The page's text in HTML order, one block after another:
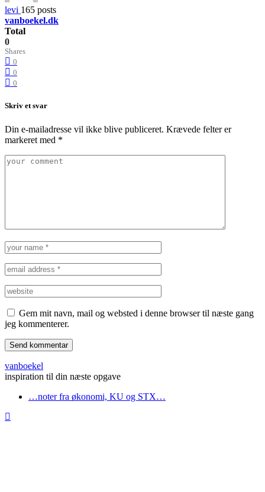
levi 165 posts
vanboekel.dk
Total
0
Shares
0
0
0
Skriv et svar
Din e-mailadresse vil ikke blive publiceret. Krævede felter er
markeret med *
Gem mit navn, mail og websted i denne browser til næste gang
jeg kommenterer.
vanboekel
inspiration til din næste opgave
…noter fra økonomi, KU og STX…